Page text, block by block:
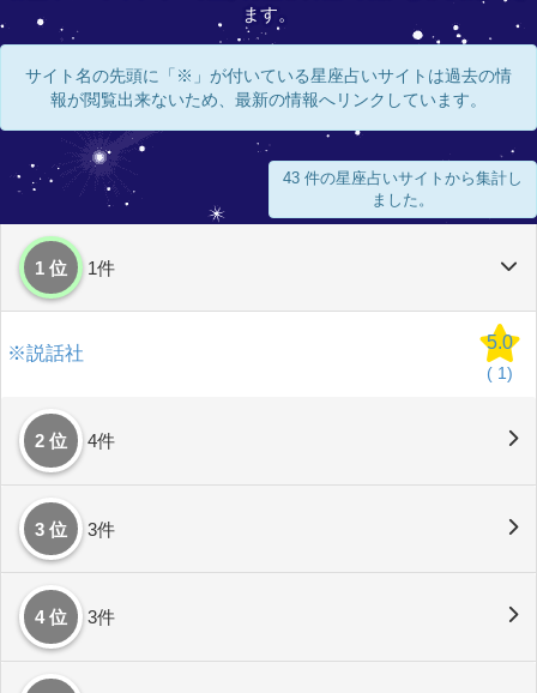
ます。
サイト名の先頭に「※」が付いている星座占いサイトは過去の情
報が閲覧出来ないため、最新の情報へリンクしています。
43 件の星座占いサイトから集計し
ました。
1 位 1件
※説話社
5.0
( 1)
2 位 4件
3 位 3件
4 位 3件